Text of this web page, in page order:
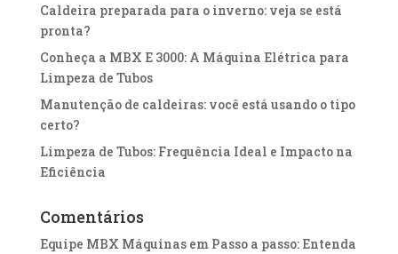
Caldeira preparada para o inverno: veja se está
pronta?
Conheça a MBX E 3000: A Máquina Elétrica para
Limpeza de Tubos
Manutenção de caldeiras: você está usando o tipo
certo?
Limpeza de Tubos: Frequência Ideal e Impacto na
Eficiência
Comentários
Equipe MBX Máquinasem Passo a passo: Entenda